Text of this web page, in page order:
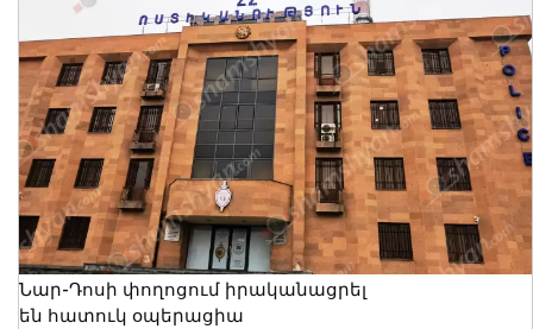
Նար-Դոսի փողոցում իրականացրել
են հատուկ օպերացիա